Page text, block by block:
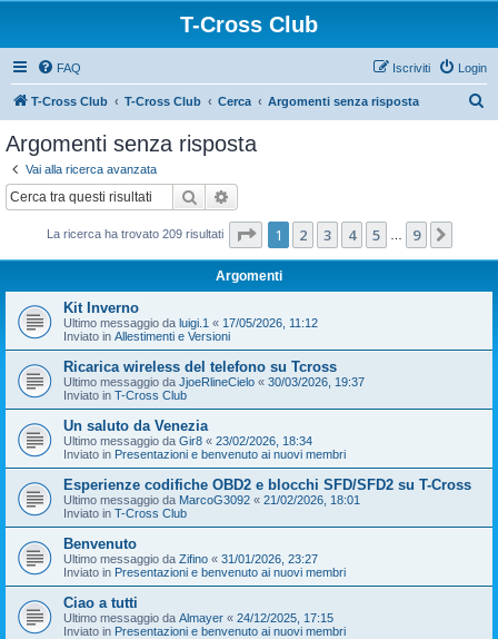
T-Cross Club
FAQ Login
Iscriviti
T-Cross Club T-Cross Club Cerca Argomenti senza risposta
Argomenti senza risposta
Vai alla ricerca avanzata
Cerca
La ricerca ha trovato 209 risultati Pagina di
1 2 3 4 5 9
Argomenti
Kit Inverno
Ultimo messaggio da luigi.1 « 17/05/2026, 11:12
Inviato in Allestimenti e Versioni
Ricarica wireless del telefono su Tcross
Ultimo messaggio da JjoeRlineCielo « 30/03/2026, 19:37
Inviato in T-Cross Club
Un saluto da Venezia
Ultimo messaggio da Gir8 « 23/02/2026, 18:34
Inviato in Presentazioni e benvenuto ai nuovi membri
Esperienze codifiche OBD2 e blocchi SFD/SFD2 su T-Cross
Ultimo messaggio da MarcoG3092 « 21/02/2026, 18:01
Inviato in T-Cross Club
Benvenuto
Ultimo messaggio da Zifino « 31/01/2026, 23:27
Inviato in Presentazioni e benvenuto ai nuovi membri
Ciao a tutti
Ultimo messaggio da Almayer « 24/12/2025, 17:15
Inviato in Presentazioni e benvenuto ai nuovi membri